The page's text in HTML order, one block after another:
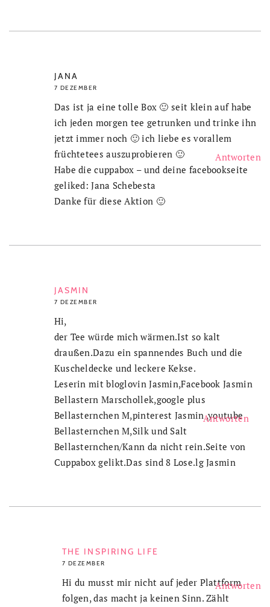
JANA
7 DEZEMBER
Das ist ja eine tolle Box 🙂 seit klein auf habe
ich jeden morgen tee getrunken und trinke ihn
jetzt immer noch 🙂 ich liebe es vorallem
früchtetees auszuprobieren 🙂
Habe die cuppabox – und deine facebookseite
geliked: Jana Schebesta
Danke für diese Aktion 🙂
JASMIN
7 DEZEMBER
Antworten
Hi,
der Tee würde mich wärmen.Ist so kalt
draußen.Dazu ein spannendes Buch und die
Kuscheldecke und leckere Kekse.
Leserin mit bloglovin Jasmin,Facebook Jasmin
Bellastern Marschollek,google plus
Bellasternchen M,pinterest Jasmin ,youtube
Bellasternchen M,Silk und Salt
Bellasternchen/Kann da nicht rein.Seite von
Cuppabox gelikt.Das sind 8 Lose.lg Jasmin
THE INSPIRING LIFE
7 DEZEMBER
Antworten
Hi du musst mir nicht auf jeder Plattform
folgen, das macht ja keinen Sinn. Zählt
Antworten